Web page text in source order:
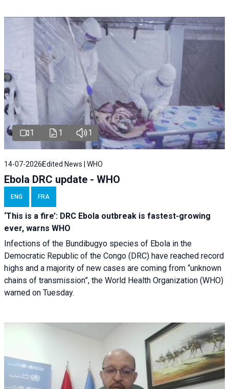
1 1 1
14-07-2026 Edited News | WHO
Ebola DRC update - WHO
ENG FRA
‘This is a fire’: DRC Ebola outbreak is fastest-growing
ever, warns WHO
Infections of the Bundibugyo species of Ebola in the
Democratic Republic of the Congo (DRC) have reached record
highs and a majority of new cases are coming from “unknown
chains of transmission”, the World Health Organization (WHO)
warned on Tuesday.